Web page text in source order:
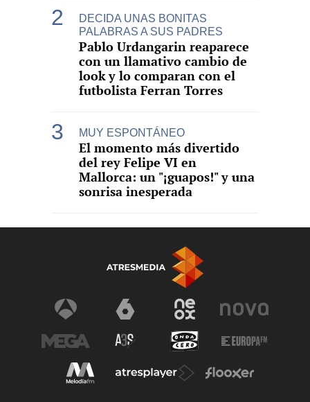
DECIDA UNAS BONITAS
PALABRAS A SUS PADRES
Pablo Urdangarin reaparece
con un llamativo cambio de
look y lo comparan con el
futbolista Ferran Torres
MUY ESPONTÁNEO
El momento más divertido
del rey Felipe VI en
Mallorca: un "¡guapos!" y una
sonrisa inesperada